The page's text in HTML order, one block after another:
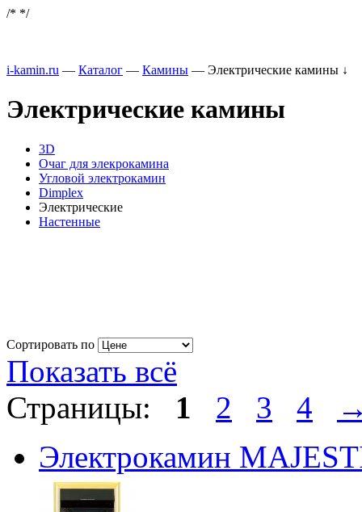
/* */
i-kamin.ru — Каталог — Камины — Электрические камины ↓
Электрические камины
3D
Очаг для элекрокамина
Угловой электрокамин
Dimplex
Электрические
Настенные
Сортировать по
Показать всё
Страницы: 1 2 3 4
Электрокамин